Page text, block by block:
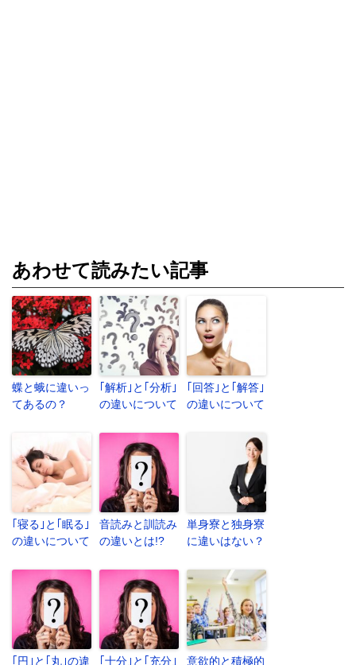
あわせて読みたい記事
蝶と蛾に違いっ
てあるの？
｢解析｣と｢分析｣
の違いについて
｢回答｣と｢解答｣
の違いについて
｢寝る｣と｢眠る｣
の違いについて
音読みと訓読み
の違いとは!?
単身寮と独身寮
に違いはない？
｢円｣と｢丸｣の違
｢十分｣と｢充分｣
意欲的と積極的